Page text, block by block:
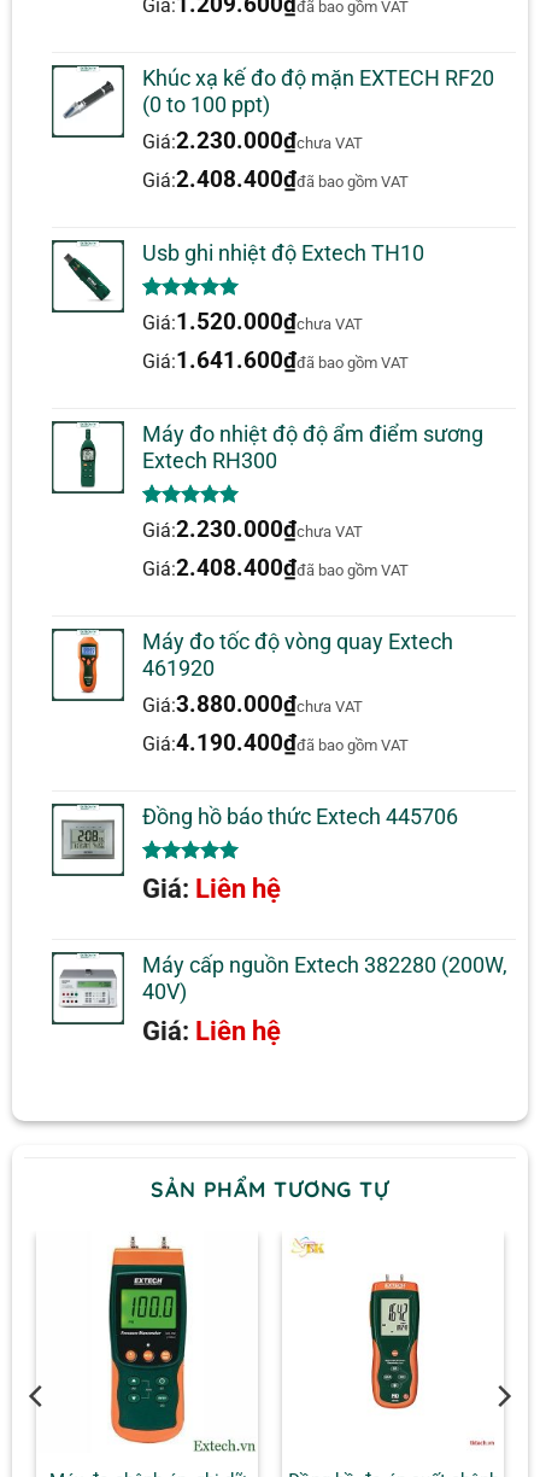
Milibar (mbar)
thang
Mét nước
(mH₂O)
±20.40
mH₂O
±1% toàn
thang
0.01 mH₂O
Milimet thủy
±1500
±1% toàn
thang
Thông tin khác
Chứng nhận: CE
Nguồn cấp:
Bảo hành:3 năm
Khối lượng: 350 g (12 oz)
Giá: đã bao gồm VAT
Khúc xạ kế đo độ mặn EXTECH RF20
(0 to 100 ppt)
Giá:2.230.000₫chưa VAT
Giá:2.408.400₫đã bao gồm VAT
Usb ghi nhiệt độ Extech TH10
5.00trên 5
dựa trên
1
đánh giá
Giá:1.520.000₫chưa VAT
Giá:1.641.600₫đã bao gồm VAT
Máy đo nhiệt độ độ ẩm điểm sương
Extech RH300
5.00trên 5
dựa trên
1
đánh giá
Giá:2.230.000₫chưa VAT
Giá:2.408.400₫đã bao gồm VAT
Máy đo tốc độ vòng quay Extech
461920
Giá:3.880.000₫chưa VAT
Giá:4.190.400₫đã bao gồm VAT
Đồng hồ báo thức Extech 445706
5.00trên 5
dựa trên
1
Giá: Liên hệ
Máy cấp nguồn Extech 382280 (200W,
40V)
Giá: Liên hệ
SẢN PHẨM TƯƠNG TỰ